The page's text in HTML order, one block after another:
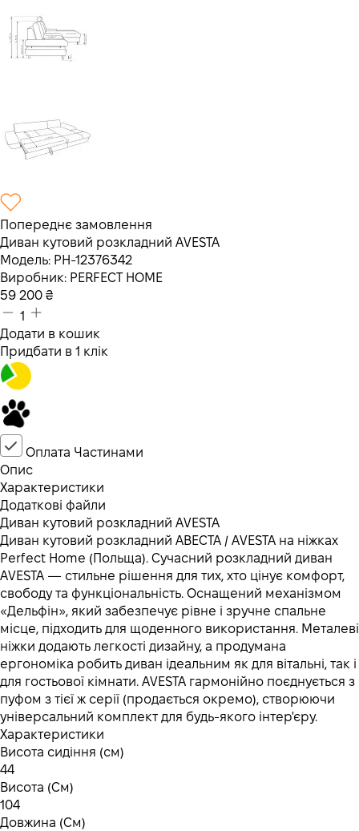
Попереднє замовлення
Диван кутовий розкладний AVESTA
Модель: PH-12376342
Виробник: PERFECT HOME
59 200 ₴
1
Додати в кошик
Придбати в 1 клік
Оплата Частинами
Опис
Характеристики
Додаткові файли
Диван кутовий розкладний AVESTA
Диван кутовий розкладний АВЕСТА / AVESTA на ніжках
Perfect Home (Польща). Сучасний розкладний диван
AVESTA — стильне рішення для тих, хто цінує комфорт,
свободу та функціональність. Оснащений механізмом
«Дельфін», який забезпечує рівне і зручне спальне
місце, підходить для щоденного використання. Металеві
ніжки додають легкості дизайну, а продумана
ергономіка робить диван ідеальним як для вітальні, так і
для гостьової кімнати. AVESTA гармонійно поєднується з
пуфом з тієї ж серії (продається окремо), створюючи
універсальний комплект для будь-якого інтер'єру.
Характеристики
Висота сидіння (см)
44
Висота (См)
104
Довжина (См)